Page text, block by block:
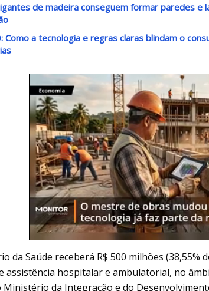
de madeira conseguem formar paredes e
Como a tecnologia e regras claras blindam o
da Saúde receberá R$ 500 milhões
assistência hospitalar e ambulatorial, no
Ministério da Integração e do